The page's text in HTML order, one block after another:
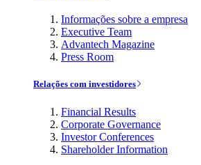
Informações sobre a empresa
Executive Team
Advantech Magazine
Press Room
Relações com investidores
Financial Results
Corporate Governance
Investor Conferences
Shareholder Information